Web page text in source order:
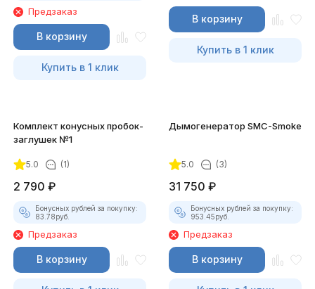
Предзаказ
В корзину
Купить в 1 клик
В корзину
Купить в 1 клик
Комплект конусных пробок-
заглушек №1
5.0 (1)
2 790 ₽
Бонусных рублей за покупку:
83.78руб.
Предзаказ
В корзину
Дымогенератор SMC-Smoke
5.0 (3)
31 750 ₽
Бонусных рублей за покупку:
953.45руб.
Предзаказ
В корзину